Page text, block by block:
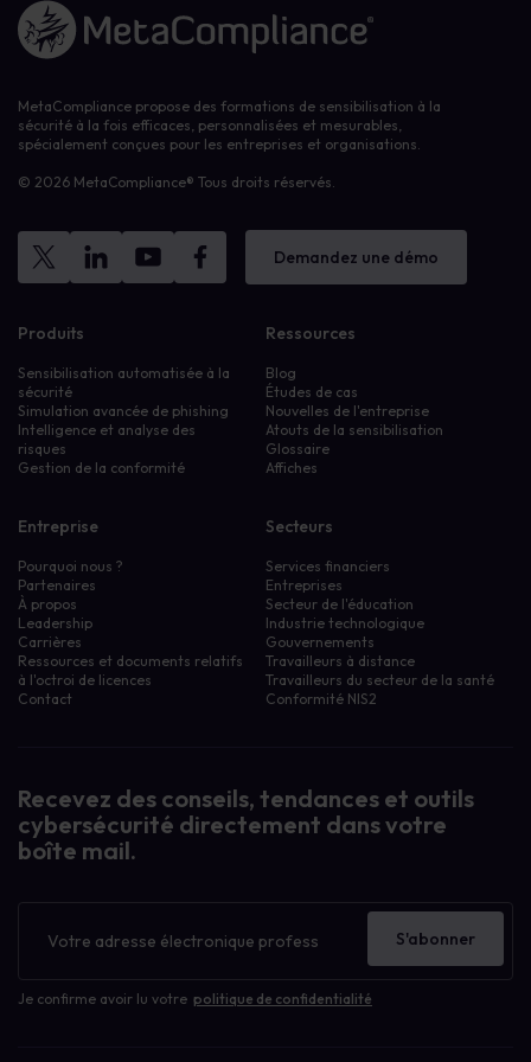
Lien vers la page d'accueil
MetaCompliance propose des formations de sensibilisation à la
sécurité à la fois efficaces, personnalisées et mesurables,
spécialement conçues pour les entreprises et organisations.
© 2026 MetaCompliance® Tous droits réservés.
Demandez une démo
Produits
Sensibilisation automatisée à la
sécurité
Simulation avancée de phishing
Intelligence et analyse des
risques
Gestion de la conformité
Ressources
Blog
Études de cas
Nouvelles de l'entreprise
Atouts de la sensibilisation
Glossaire
Affiches
Entreprise
Pourquoi nous ?
Partenaires
À propos
Leadership
Carrières
Ressources et documents relatifs
à l'octroi de licences
Contact
Secteurs
Services financiers
Entreprises
Secteur de l'éducation
Industrie technologique
Gouvernements
Travailleurs à distance
Travailleurs du secteur de la santé
Conformité NIS2
Recevez des conseils, tendances et outils
cybersécurité directement dans votre
boîte mail.
d'information
Je confirme avoir lu votre politique de confidentialité
S'abonner